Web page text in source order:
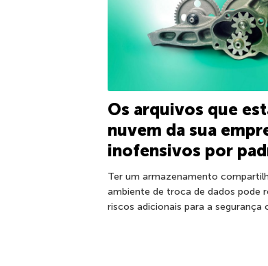
Os arquivos que
nuvem da sua
inofensivos por
Ter um armazenamento
ambiente de troca de dados pode
riscos adicionais para a segurança